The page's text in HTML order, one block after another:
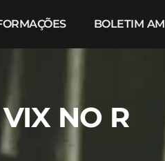
BOLETIM AM
NO R